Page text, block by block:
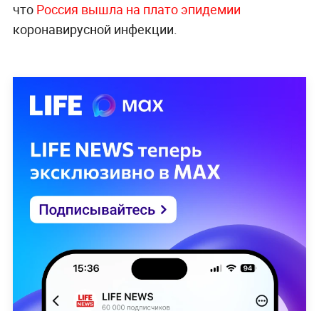
что Россия вышла на плато эпидемии
коронавирусной инфекции.